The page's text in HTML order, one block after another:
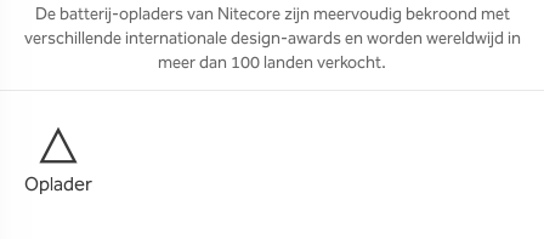
De batterij-opladers van Nitecore zijn meervoudig bekroond met
verschillende internationale design-awards en worden wereldwijd in
meer dan 100 landen verkocht.
Oplader